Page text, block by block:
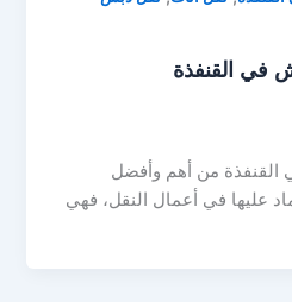
القنفذة
من أهم وأفضل
عليها في أعمال النقل، فهي